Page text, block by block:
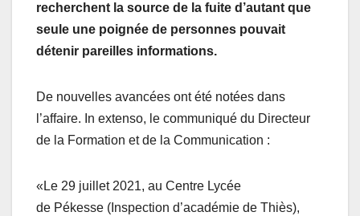
recherchent la source de la fuite d’autant que
seule une poignée de personnes pouvait
détenir pareilles informations.
De nouvelles avancées ont été notées dans
l’affaire. In extenso, le communiqué du Directeur
de la Formation et de la Communication :
«Le 29 juillet 2021, au Centre Lycée
de Pékesse (Inspection d’académie de Thiès),